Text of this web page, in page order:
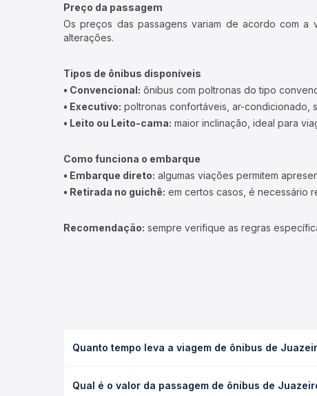
Preço da passagem
Os preços das passagens variam de acordo com
alterações.
Tipos de ônibus disponíveis
• Convencional: ônibus com poltronas do tipo
• Executivo: poltronas confortáveis, ar-condicionado,
• Leito ou Leito-cama: maior inclinação, ideal para
Como funciona o embarque
• Embarque direto: algumas viações permitem
• Retirada no guichê: em certos casos, é necessário
Recomendação: sempre verifique as regras
Quanto tempo leva a viagem de ônibus de
ou leito) e as condições de tráfego. Na Quero
Qual é o valor da passagem de ônibus de